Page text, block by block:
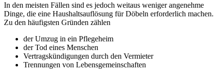
In den meisten Fällen sind es jedoch weitaus weniger angenehme
Dinge, die eine Haushaltsauflösung für Döbeln erforderlich machen.
Zu den häufigsten Gründen zählen
der Umzug in ein Pflegeheim
der Tod eines Menschen
Vertragskündigungen durch den Vermieter
Trennungen von Lebensgemeinschaften